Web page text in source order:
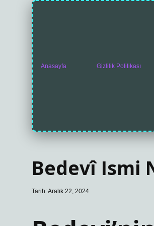
Anasayfa Gizlilik Politikası
Bedevî Ismi
Tarih: Aralık 22, 2024